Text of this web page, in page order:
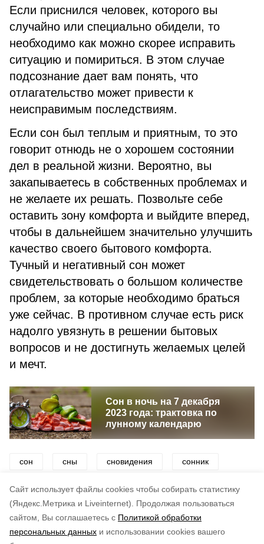
Cайт использует файлы cookies чтобы собирать статистику
(Яндекс.Метрика и Liveinternet).
Продолжая пользоваться
сайтом, Вы соглашаетесь с Политикой обработки
персональных данных и использовании cookies вашего
Подписывайтесь на наш Telegram
канал
Если приснился человек, которого вы
случайно или специально обидели, то
необходимо как можно скорее исправить
ситуацию и помириться. В этом случае
подсознание дает вам понять, что
отлагательство может привести к
неисправимым последствиям.
Если сон был теплым и приятным, то это
говорит отнюдь не о хорошем состоянии
дел в реальной жизни. Вероятно, вы
закапываетесь в собственных проблемах и
не желаете их решать. Позвольте себе
оставить зону комфорта и выйдите вперед,
чтобы в дальнейшем значительно улучшить
качество своего бытового комфорта.
Тучный и негативный сон может
свидетельствовать о большом количестве
проблем, за которые необходимо браться
уже сейчас. В противном случае есть риск
надолго увязнуть в решении бытовых
вопросов и не достигнуть желаемых целей
и мечт.
Сон в ночь на 7 декабря
2023 года: трактовка по
лунному календарю
сон сны сновидения сонник
календарь
по оценке